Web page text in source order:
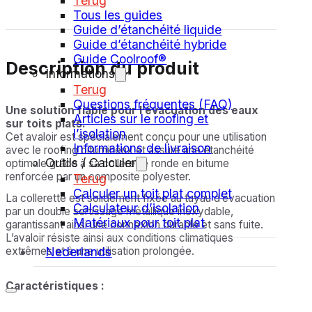
Tous les guides
Guide d’étanchéité liquide
Guide d’étanchéité hybride
Guide Coolroof®
Informations
Terug
Questions fréquentes (FAQ)
Articles sur le roofing et
l’isolation
Informations de livraison
Outils / Calculer
Terug
Calculer un toit plat complet
Calculateur d’isolation
Matériaux pour toit plat
Nederlands
Description du produit
Une solution fiable pour l’évacuation des eaux
sur toits plats.
Cet avaloir est spécialement conçu pour une utilisation
avec le roofing bitumineux et assure une étanchéité
optimale grâce à sa collerette ronde en bitume
renforcée par un composite polyester.
La collerette est solidement fixée au tuyau d’évacuation
par un double sertissage métallique inoxydable,
garantissant ainsi une connexion durable et sans fuite.
L’avaloir résiste ainsi aux conditions climatiques
extrêmes et à une utilisation prolongée.
Caractéristiques :